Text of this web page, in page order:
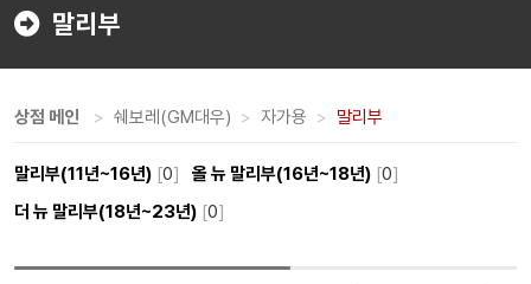
말리부
상점 메인 쉐보레(GM대우) 자가용 말리부
말리부(11년~16년) [0] 올 뉴 말리부(16년~18년) [0]
더 뉴 말리부(18년~23년) [0]